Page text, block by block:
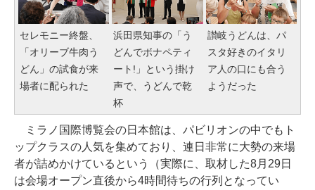
セレモニー終盤、
「オリーブ牛肉う
どん」の試食が来
場者に配られた
浜田県知事の「う
どんでボナペティ
ート!」という掛け
声で、うどんで乾
杯
讃岐うどんは、パ
スタ好きのイタリ
ア人の口にも合う
ようだった
ミラノ国際博覧会の日本館は、パビリオンの中でもト
ップクラスの人気を集めており、連日非常に大勢の来場
者が詰めかけているという（実際に、取材した8月29日
は会場オープン直後から4時間待ちの行列となってい